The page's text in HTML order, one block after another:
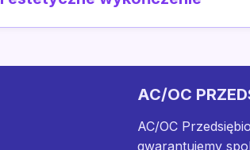
AC/OC
AC/OC
gwarantujemy